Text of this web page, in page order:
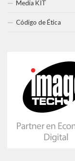
Media KIT
Código de Ética